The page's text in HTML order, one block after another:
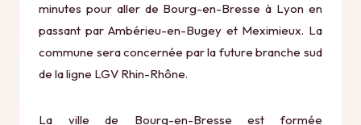
minutes pour aller de Bourg-en-Bresse à Lyon en
passant par Ambérieu-en-Bugey et Meximieux. La
commune sera concernée par la future branche sud
de la ligne LGV Rhin-Rhône.
La ville de Bourg-en-Bresse est formée